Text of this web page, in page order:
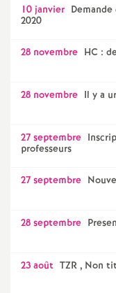
10 janvier
2020
28 novembre HC :
28 novembre Il y a
27 septembre
professeurs
27 septembre
28 septembre
23 août TZR , Non